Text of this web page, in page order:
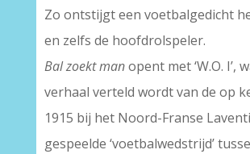
Zo ontstijgt een voetbalgedicht
en zelfs de hoofdrolspeler.
Bal zoekt manopent met ‘W.O. I’,
verhaal verteld wordt van de op
1915 bij het Noord-Franse
gespeelde ‘voetbalwedstrijd’